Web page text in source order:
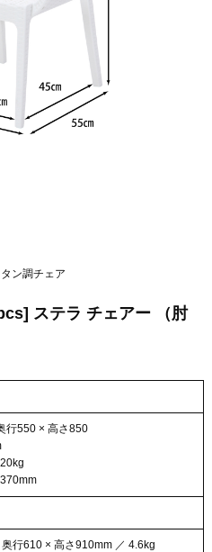
ン調チェア
ステラ チェアー （肘
行550 × 高さ850
行610 × 高さ910mm ／ 4.6kg